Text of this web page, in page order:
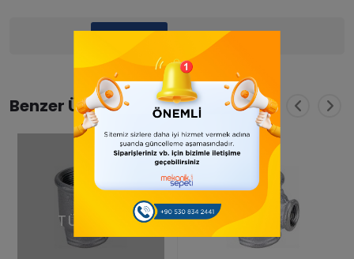
Yorumlar
Benzer Ürünler
TÜKENDİ